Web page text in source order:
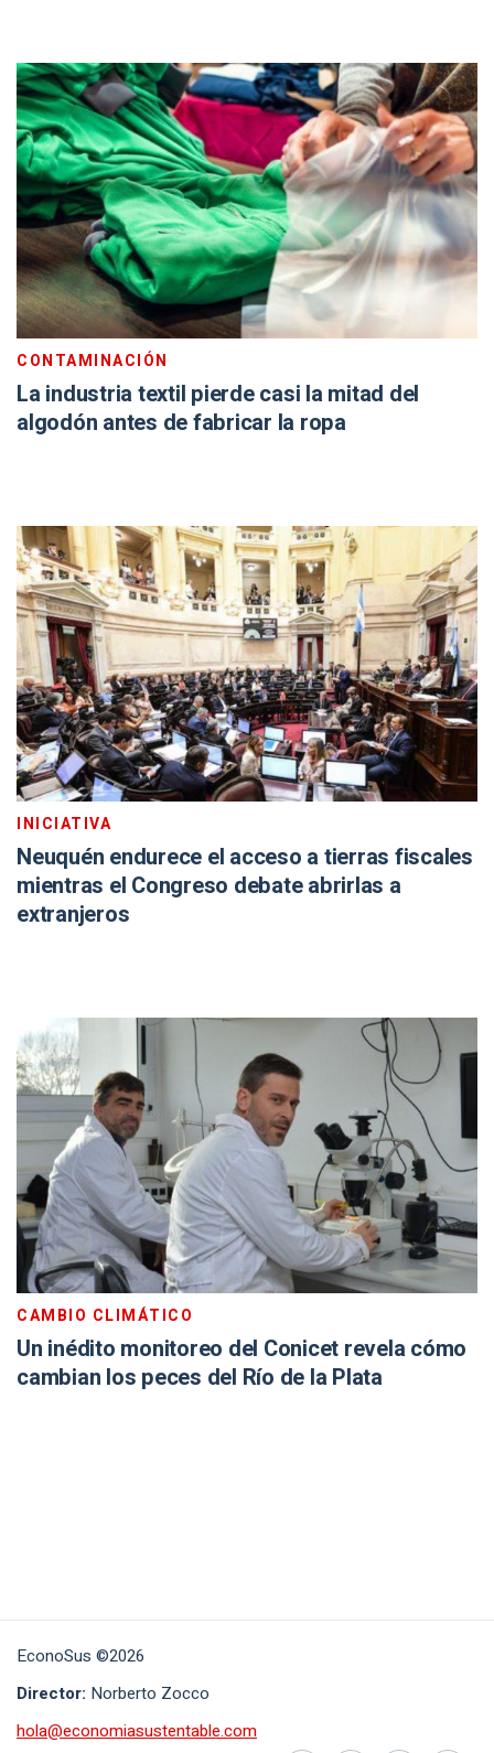
CONTAMINACIÓN
La industria textil pierde casi la mitad del
algodón antes de fabricar la ropa
INICIATIVA
Neuquén endurece el acceso a tierras fiscales
mientras el Congreso debate abrirlas a
extranjeros
CAMBIO CLIMÁTICO
Un inédito monitoreo del Conicet revela cómo
cambian los peces del Río de la Plata
EconoSus ©2026
Director: Norberto Zocco
hola@economiasustentable.com